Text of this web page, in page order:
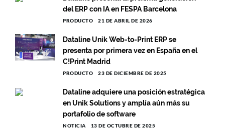
del ERP con IA en FESPA Barcelona
PRODUCTO 21 DE ABRIL DE 2026
Dataline Unik Web-to-Print ERP se
presenta por primera vez en España en el
C!Print Madrid
PRODUCTO 23 DE DICIEMBRE DE 2025
Dataline adquiere una posición estratégica
en Unik Solutions y amplía aún más su
portafolio de software
NOTICIA 13 DE OCTUBRE DE 2025